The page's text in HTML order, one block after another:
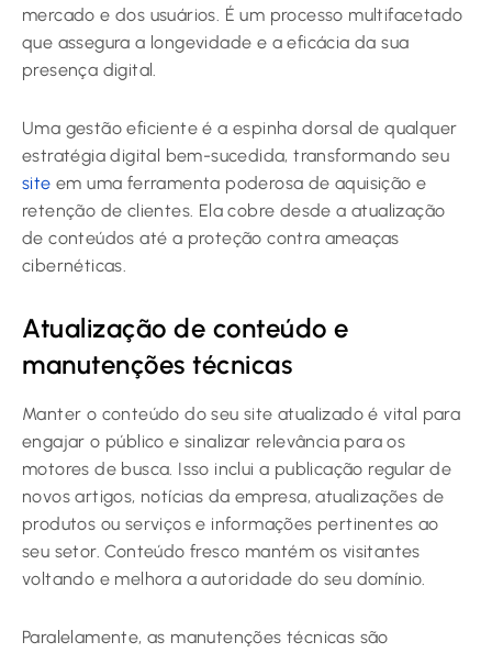
mercado e dos usuários. É um processo multifacetado
que assegura a longevidade e a eficácia da sua
presença digital.
Uma gestão eficiente é a espinha dorsal de qualquer
estratégia digital bem-sucedida, transformando seu
site em uma ferramenta poderosa de aquisição e
retenção de clientes. Ela cobre desde a atualização
de conteúdos até a proteção contra ameaças
cibernéticas.
Atualização de conteúdo e
manutenções técnicas
Manter o conteúdo do seu site atualizado é vital para
engajar o público e sinalizar relevância para os
motores de busca. Isso inclui a publicação regular de
novos artigos, notícias da empresa, atualizações de
produtos ou serviços e informações pertinentes ao
seu setor. Conteúdo fresco mantém os visitantes
voltando e melhora a autoridade do seu domínio.
Paralelamente, as manutenções técnicas são